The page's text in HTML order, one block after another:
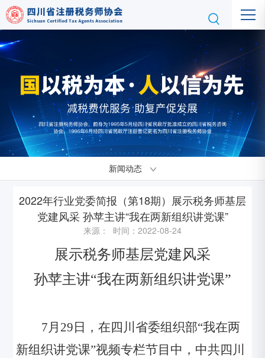
新闻动态
2022年行业党委简报（第18期）展示税务师基层
党建风采 孙苹主讲“我在两新组织讲党课”
来源： 时间：2022-08-24
展示税务师基层党建风采
孙苹主讲“我在两新组织讲党课”
7月29日，在四川省委组织部“我在两
新组织讲党课”视频专栏节目中 ，中共四川